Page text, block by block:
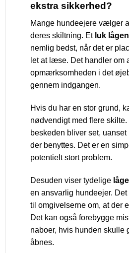
ekstra sikkerhed?
Mange hundeejere vælger
deres skiltning. Et luk
nemlig bedst, når det er
let at læse. Det handler om
opmærksomheden i det
gennem indgangen.
Hvis du har en stor grund,
nødvendigt med flere skilte.
beskeden bliver set,
der benyttes. Det er en
potentielt stort problem.
Desuden viser tydelige
en ansvarlig hundeejer. Det
til omgivelserne om, at der
Det kan også forebygge
naboer, hvis hunden skulle
åbnes.